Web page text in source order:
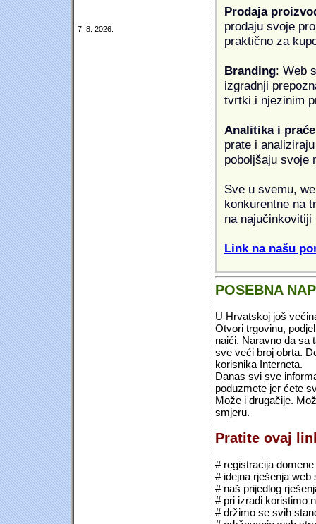
7. 8. 2026.
Prodaja
prodaju svoje
praktično za
Branding: Web
izgradnji
tvrtki i njezinim
Analitika i
prate i
poboljšaju svoje
Sve u svemu,
konkurentne na
na najučinkovitiji
Link na našu
POSEBNA
U Hrvatskoj još
Otvori trgovinu,
naići. Naravno da sa
sve veći broj obrta.
korisnika Interneta.
Danas svi sve
poduzmete jer ćete
Može i drugačije.
smjeru.
Pratite ovaj
# registracija
# idejna rješenja web
# naš prijedlog
# pri izradi koristimo
# držimo se svih